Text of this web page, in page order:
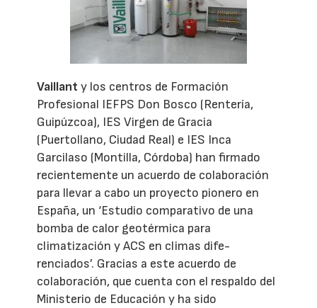
Vaillanty los centros de Formación
Profesional IEFPS Don Bosco (Rentería,
Guipúzcoa), IES Virgen de Gracia
(Puertollano, Ciudad Real) e IES Inca
Garcilaso (Montilla, Córdoba) han firmado
recientemente un acuerdo de colaboración
para llevar a cabo un proyecto pionero en
España, un ‘Estudio comparativo de una
bomba de calor geotérmica para
climatización y ACS en climas dife-
renciados’. Gracias a este acuerdo de
colaboración, que cuenta con el respaldo del
Ministerio de Educación y ha sido